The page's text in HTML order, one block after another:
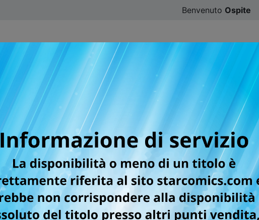
Benvenuto Ospite
CATALOGO SFOGLIA ONLINE DIGISTAR #ILOVEMANGA
testata GREATEST